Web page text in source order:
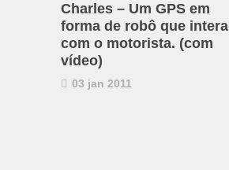
Charles – Um GPS em
forma de robô que
com o motorista. (com
vídeo)
03 jan 2011